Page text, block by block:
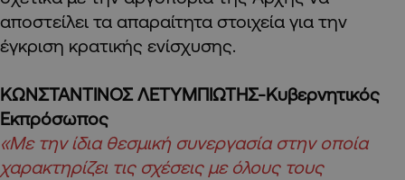
αποστείλει τα απαραίτητα στοιχεία για την
έγκριση κρατικής ενίσχυσης.
ΚΩΝΣΤΑΝΤΙΝΟΣ ΛΕΤΥΜΠΙΩΤΗΣ-Κυβερνητικός
Εκπρόσωπος
«Με την ίδια θεσμική συνεργασία στην οποία
χαρακτηρίζει τις σχέσεις με όλους τους